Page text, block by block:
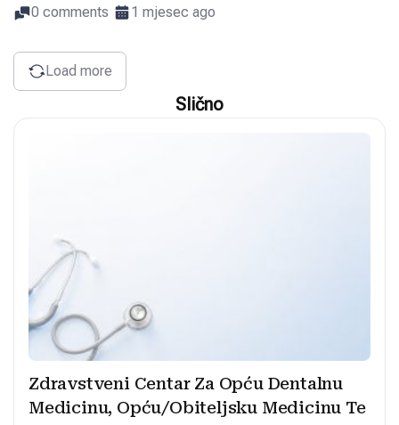
0 comments 1 mjesec ago
Load more
Slično
Zdravstveni Centar Za Opću Dentalnu
Medicinu, Opću/Obiteljsku Medicinu Te